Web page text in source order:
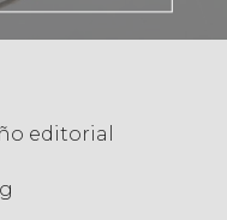
editorial